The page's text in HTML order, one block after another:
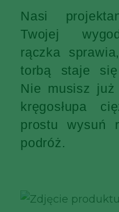
Nasi
Twojej
rączka
torbą staje się
Nie musisz już
kręgosłupa
prostu wysuń
podróż.